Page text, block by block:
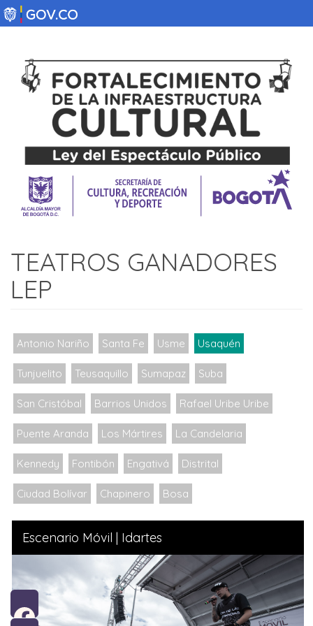
Pasar
al
principal
TEATROS GANADORES
LEP
Antonio Nariño Santa Fe Usme Usaquén
Tunjuelito Teusaquillo Sumapaz Suba
San Cristóbal Barrios Unidos Rafael Uribe Uribe
Puente Aranda Los Mártires La Candelaria
Kennedy Fontibón Engativá Distrital
Ciudad Bolívar Chapinero Bosa
Escenario Móvil | Idartes